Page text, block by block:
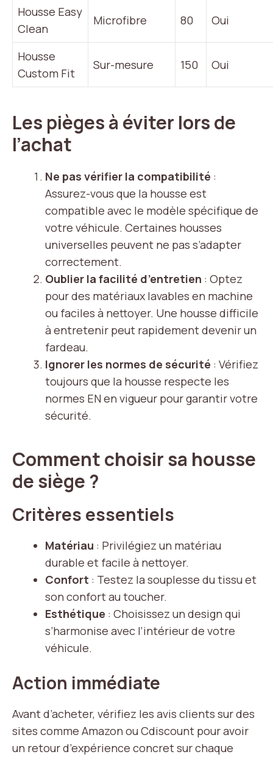
Housse Easy
Clean
Microfibre 80 Oui
Housse
Custom Fit
Sur-mesure 150 Oui
Les pièges à éviter lors de
l’achat
Ne pas vérifier la compatibilité :
Assurez-vous que la housse est
compatible avec le modèle spécifique de
votre véhicule. Certaines housses
universelles peuvent ne pas s’adapter
correctement.
Oublier la facilité d’entretien : Optez
pour des matériaux lavables en machine
ou faciles à nettoyer. Une housse difficile
à entretenir peut rapidement devenir un
fardeau.
Ignorer les normes de sécurité : Vérifiez
toujours que la housse respecte les
normes EN en vigueur pour garantir votre
sécurité.
Comment choisir sa housse
de siège ?
Critères essentiels
Matériau : Privilégiez un matériau
durable et facile à nettoyer.
Confort : Testez la souplesse du tissu et
son confort au toucher.
Esthétique : Choisissez un design qui
s’harmonise avec l’intérieur de votre
véhicule.
Action immédiate
Avant d’acheter, vérifiez les avis clients sur des
sites comme Amazon ou Cdiscount pour avoir
un retour d’expérience concret sur chaque